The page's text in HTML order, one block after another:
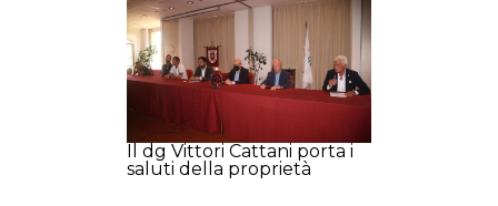
Il dg Vittori Cattani porta i
saluti della proprietà